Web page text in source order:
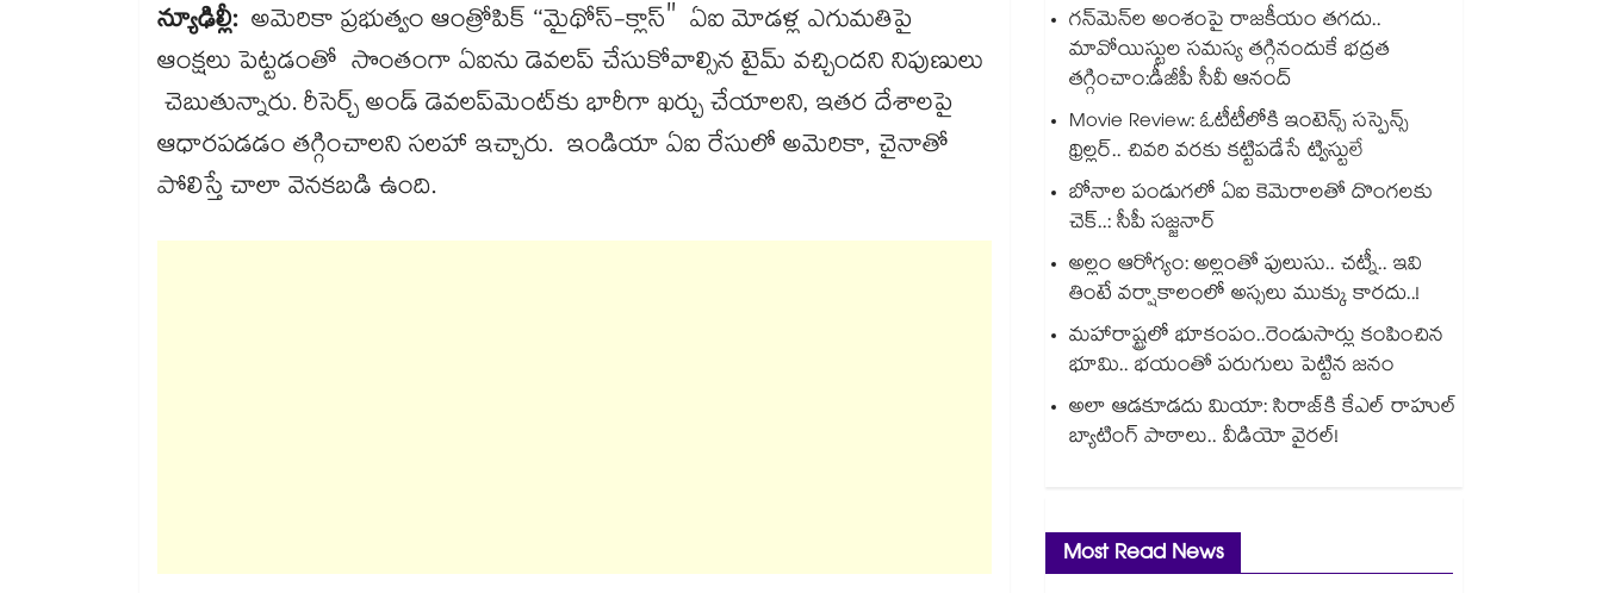
న్యూఢిల్లీ: అమెరికా ప్రభుత్వం ఆంత్రోపిక్ ‘‘మైథోస్-క్లాస్" ఏఐ మోడళ్ల ఎగుమతిపై
ఆంక్షలు పెట్టడంతో సొంతంగా ఏఐను డెవలప్ చేసుకోవాల్సిన టైమ్ వచ్చిందని నిపుణులు
చెబుతున్నారు. రీసెర్చ్ అండ్ డెవలప్‌‌మెంట్‌‌కు భారీగా ఖర్చు చేయాలని, ఇతర దేశాలపై
ఆధారపడడం తగ్గించాలని సలహా ఇచ్చారు. ఇండియా ఏఐ రేసులో అమెరికా, చైనాతో
పోలిస్తే చాలా వెనకబడి ఉంది.
గన్⁭మెన్⁭ల అంశంపై రాజకీయం తగదు..
మావోయిస్టుల సమస్య తగ్గినందుకే భద్రత
తగ్గించాం:డీజీపీ సీవీ ఆనంద్
Movie Review: ఓటీటీలోకి ఇంటెన్స్ సస్పెన్స్
థ్రిల్లర్.. చివరి వరకు కట్టిపడేసే ట్విస్టులే
బోనాల పండుగలో ఏఐ కెమెరాలతో దొంగలకు
చెక్..: సీపీ సజ్జనార్
అల్లం ఆరోగ్యం: అల్లంతో పులుసు.. చట్నీ.. ఇవి
తింటే వర్షాకాలంలో అస్సలు ముక్కు కారదు..!
మహారాష్ట్రలో భూకంపం..రెండుసార్లు కంపించిన
భూమి.. భయంతో పరుగులు పెట్టిన జనం
అలా ఆడకూడదు మియా: సిరాజ్‌కి కేఎల్ రాహుల్
బ్యాటింగ్ పాఠాలు.. వీడియో వైరల్!
Most Read News